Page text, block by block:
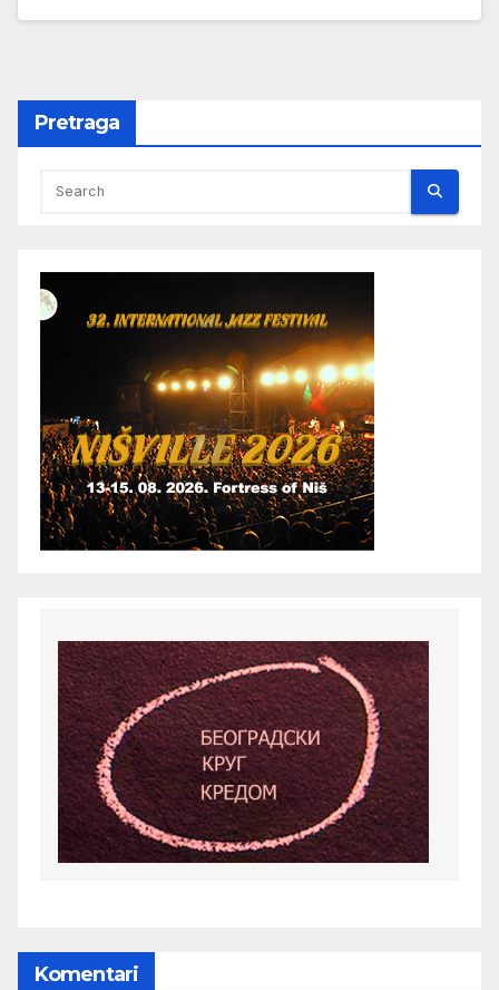
Pretraga
Komentari